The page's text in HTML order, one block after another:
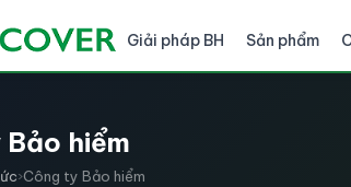
Giải pháp BH Sản phẩm
hiểm
›Công ty Bảo hiểm